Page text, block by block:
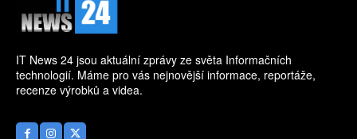
IT News 24 jsou aktuální zprávy ze světa Informačních
technologií. Máme pro vás nejnovější informace, reportáže,
recenze výrobků a videa.